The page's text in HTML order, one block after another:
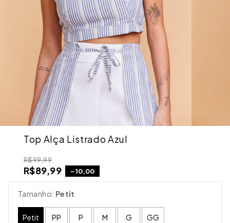
Top Alça Listrado Azul
R$99,99
R$89,99 -10,00
Tamanho: Petit
Petit PP P M G GG